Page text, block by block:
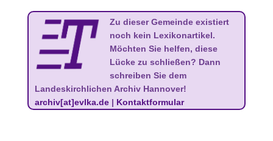
Zu dieser Gemeinde existiert
noch kein Lexikonartikel.
Möchten Sie helfen, diese
Lücke zu schließen? Dann
schreiben Sie dem
Landeskirchlichen Archiv Hannover!
archiv[at]evlka.de| Kontaktformular